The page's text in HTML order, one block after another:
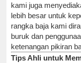
kami juga
lebih besar untuk
rangka baja kami
buruk dan
ketenangan pikiran
Tips Ahli untuk